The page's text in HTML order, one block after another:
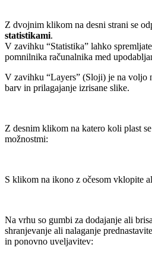
Z dvojnim klikom na desni strani se
statistikami.
V zavihku “Statistika” lahko
pomnilnika računalnika med
V zavihku “Layers” (Sloji) je na voljo
barv in prilagajanje izrisane slike.
Z desnim klikom na katero koli plast
možnostmi:
S klikom na ikono z očesom vklopite
Na vrhu so gumbi za dodajanje ali
shranjevanje ali nalaganje
in ponovno uveljavitev: